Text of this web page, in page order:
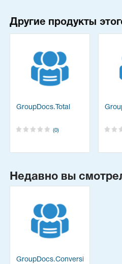
Другие продукты
GroupDocs.Total
(0)
Недавно вы
GroupDocs.Conversion